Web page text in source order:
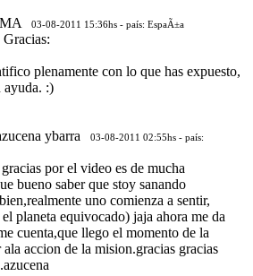
03-08-2011 15:36hs - país: EspaÃ±a
plenamente con lo que has expuesto,
ayuda. :)
ybarra
03-08-2011 02:55hs - país:
por el video es de mucha
bueno saber que stoy sanando
uno comienza a sentir,
planeta equivocado) jaja ahora me da
cuenta,que llego el momento de la
ala accion de la mision.gracias gracias